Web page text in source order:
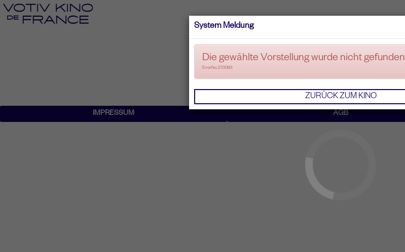
System Meldung
Die gewählte Vorstellung wurde nicht gefunden
ErrorNo. 270083
ZURÜCK ZUM KINO
IMPRESSUM AGB